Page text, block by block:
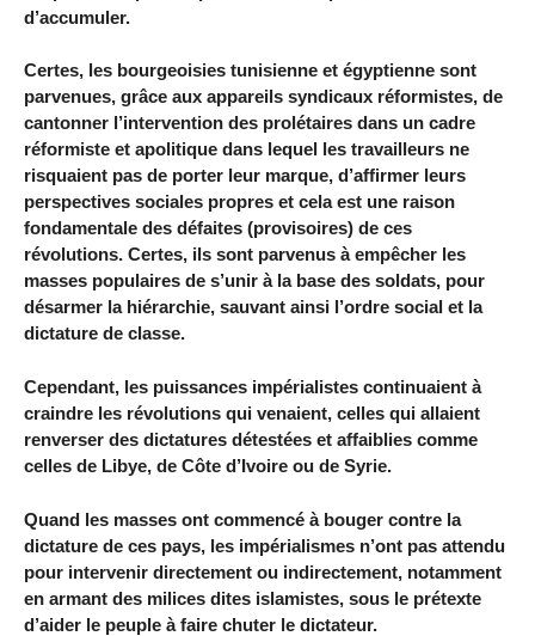
d’accumuler.
Certes, les bourgeoisies tunisienne et égyptienne sont
parvenues, grâce aux appareils syndicaux réformistes, de
cantonner l’intervention des prolétaires dans un cadre
réformiste et apolitique dans lequel les travailleurs ne
risquaient pas de porter leur marque, d’affirmer leurs
perspectives sociales propres et cela est une raison
fondamentale des défaites (provisoires) de ces
révolutions. Certes, ils sont parvenus à empêcher les
masses populaires de s’unir à la base des soldats, pour
désarmer la hiérarchie, sauvant ainsi l’ordre social et la
dictature de classe.
Cependant, les puissances impérialistes continuaient à
craindre les révolutions qui venaient, celles qui allaient
renverser des dictatures détestées et affaiblies comme
celles de Libye, de Côte d’Ivoire ou de Syrie.
Quand les masses ont commencé à bouger contre la
dictature de ces pays, les impérialismes n’ont pas attendu
pour intervenir directement ou indirectement, notamment
en armant des milices dites islamistes, sous le prétexte
d’aider le peuple à faire chuter le dictateur.